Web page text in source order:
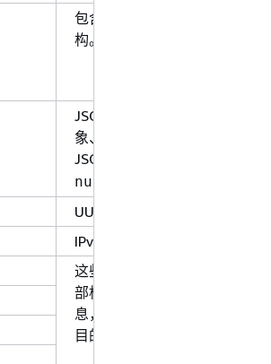
包含命名字段及其值的数据结
构。
JSON 值类型，可以是 JSON 对
象、JSON 数组、JSON 数字、
JSON 字符串、
null
UUID，全称通用唯一标识符。
IPv4 或 IPv6 地址。
这些数据类型支持近似的函数内
部构成。有关各种类型的更多信
息，请访问 Trino 文档中相应条
目的链接。